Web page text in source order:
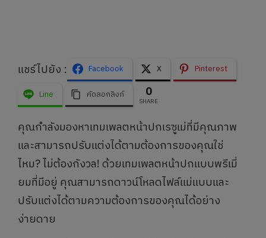
แชร์ไปยัง : Facebook X
Pinterest
Line
คัดลอกลิงก์ 0
SHARE
คุณกำลังมองหาเทมเพลตหน้าปกเรซูเม่ที่มีคุณภาพ
และสามารถปรับแต่งได้ตามต้องการของคุณใช่
ไหม? ไม่ต้องกังวล! ด้วยเทมเพลตหน้าปกแบบพรีเมี่
ยมที่มีอยู่ คุณสามารถดาวน์โหลดไฟล์แม่แบบและ
ปรับแต่งได้ตามความต้องการของคุณได้อย่าง
ง่ายดาย